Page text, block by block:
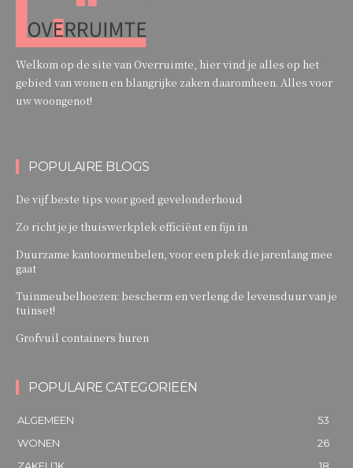
Welkom op de site van Overruimte, hier vind je alles op het
gebied van wonen en blangrijke zaken daaromheen. Alles voor
uw woongenot!
POPULAIRE BLOGS
De vijf beste tips voor goed gevelonderhoud
Zo richt je je thuiswerkplek efficiënt en fijn in
Duurzame kantoormeubelen, voor een plek die jarenlang mee
gaat
Tuinmeubelhoezen: bescherm en verleng de levensduur van je
tuinset!
Grofvuil containers huren
POPULAIRE CATEGORIEËN
ALGEMEEN
53
WONEN
26
ZAKELIJK
18